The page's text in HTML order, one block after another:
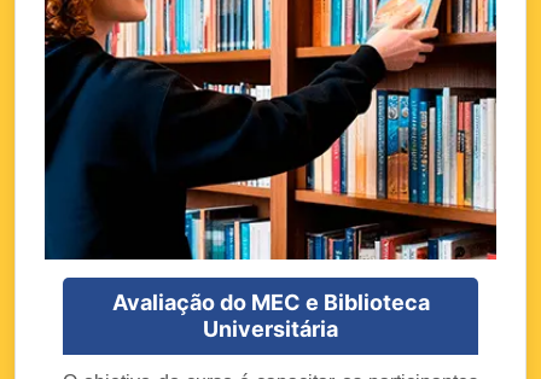
Avaliação do MEC e Biblioteca
Universitária